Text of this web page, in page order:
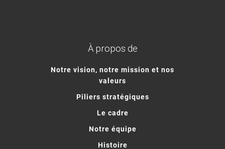
À propos de
Notre vision, notre mission et nos
valeurs
Piliers stratégiques
Le cadre
Notre équipe
Histoire